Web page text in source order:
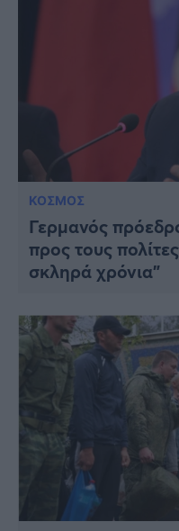
ΚΟΣΜΟΣ
Γερμανός
προς τους
σκληρά χρόνια”